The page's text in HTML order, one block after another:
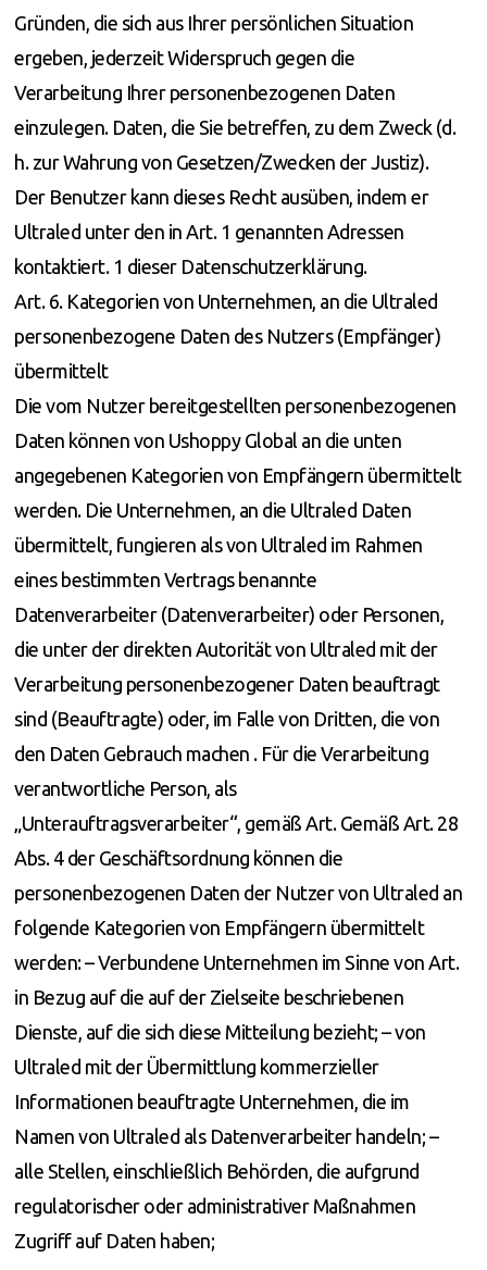
Gründen, die sich aus Ihrer persönlichen Situation
ergeben, jederzeit Widerspruch gegen die
Verarbeitung Ihrer personenbezogenen Daten
einzulegen. Daten, die Sie betreffen, zu dem Zweck (d.
h. zur Wahrung von Gesetzen/Zwecken der Justiz).
Der Benutzer kann dieses Recht ausüben, indem er
Ultraled unter den in Art. 1 genannten Adressen
kontaktiert. 1 dieser Datenschutzerklärung.
Art. 6. Kategorien von Unternehmen, an die Ultraled
personenbezogene Daten des Nutzers (Empfänger)
übermittelt
Die vom Nutzer bereitgestellten personenbezogenen
Daten können von Ushoppy Global an die unten
angegebenen Kategorien von Empfängern übermittelt
werden. Die Unternehmen, an die Ultraled Daten
übermittelt, fungieren als von Ultraled im Rahmen
eines bestimmten Vertrags benannte
Datenverarbeiter (Datenverarbeiter) oder Personen,
die unter der direkten Autorität von Ultraled mit der
Verarbeitung personenbezogener Daten beauftragt
sind (Beauftragte) oder, im Falle von Dritten, die von
den Daten Gebrauch machen . Für die Verarbeitung
verantwortliche Person, als
„Unterauftragsverarbeiter“, gemäß Art. Gemäß Art. 28
Abs. 4 der Geschäftsordnung können die
personenbezogenen Daten der Nutzer von Ultraled an
folgende Kategorien von Empfängern übermittelt
werden: – Verbundene Unternehmen im Sinne von Art.
in Bezug auf die auf der Zielseite beschriebenen
Dienste, auf die sich diese Mitteilung bezieht; – von
Ultraled mit der Übermittlung kommerzieller
Informationen beauftragte Unternehmen, die im
Namen von Ultraled als Datenverarbeiter handeln; –
alle Stellen, einschließlich Behörden, die aufgrund
regulatorischer oder administrativer Maßnahmen
Zugriff auf Daten haben;